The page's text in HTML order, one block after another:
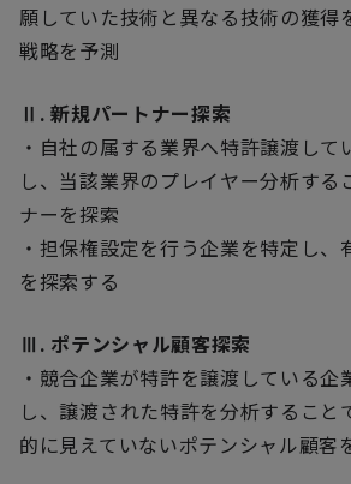
願していた技術と異なる技術の獲得
戦略を予測
Ⅱ. 新規パートナー探索
・自社の属する業界へ特許譲渡して
し、当該業界のプレイヤー分析する
ナーを探索
・担保権設定を行う企業を特定し、
を探索する
Ⅲ. ポテンシャル顧客探索
・競合企業が特許を譲渡している企
し、譲渡された特許を分析すること
的に見えていないポテンシャル顧客